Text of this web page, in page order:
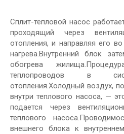
Сплит-тепловой насос
проходящий через
отопления, и направляя его
нагрева.Внутренний блок
обогрева
теплопроводов в
отопления.Холодный воздух,
внутри теплового насоса, —
подается через
теплового
внешнего блока к